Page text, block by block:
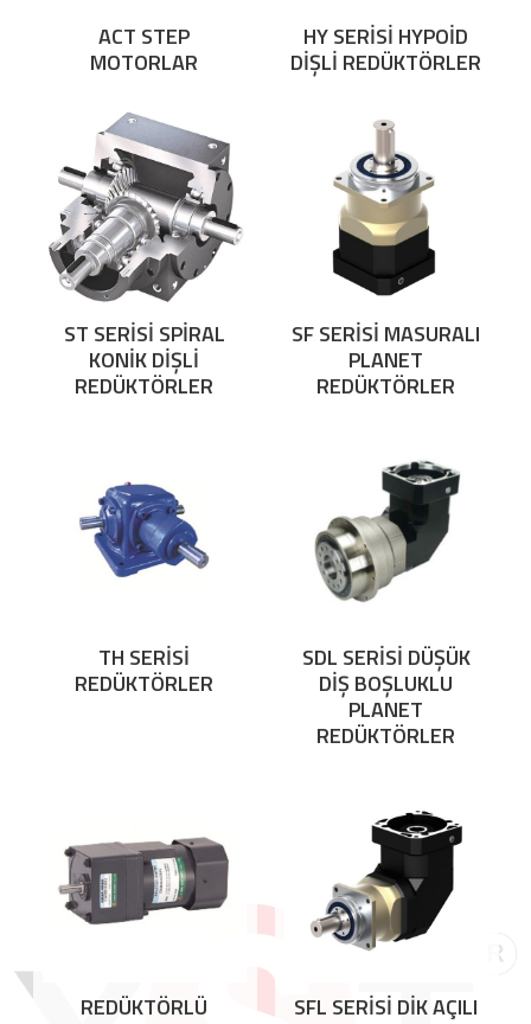
ACT STEP
MOTORLAR
HY SERİSİ HYPOİD
DİŞLİ REDÜKTÖRLER
ST SERİSİ SPİRAL
KONİK DİŞLİ
REDÜKTÖRLER
SF SERİSİ MASURALI
PLANET
REDÜKTÖRLER
TH SERİSİ
REDÜKTÖRLER
SDL SERİSİ DÜŞÜK
DİŞ BOŞLUKLU
PLANET
REDÜKTÖRLER
REDÜKTÖRLÜ
SFL SERİSİ DİK AÇILI